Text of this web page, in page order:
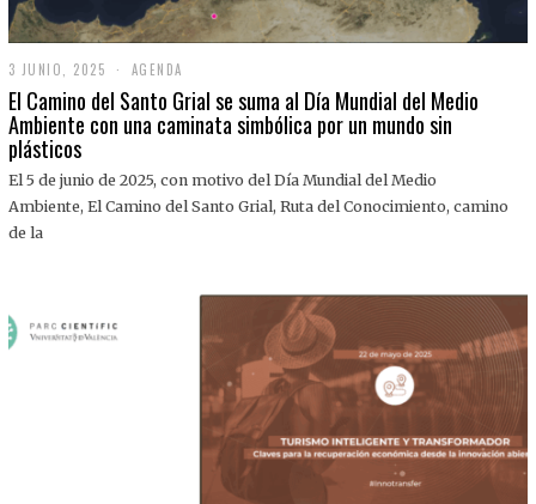
3 JUNIO, 2025
J
U
N
,
0
AGENDA
El Camino del Santo Grial se suma al Día Mundial del Medio
Ambiente con una caminata simbólica por un mundo sin
plásticos
El 5 de junio de 2025, con motivo del Día Mundial del Medio
Ambiente, El Camino del Santo Grial, Ruta del Conocimiento, camino
de la